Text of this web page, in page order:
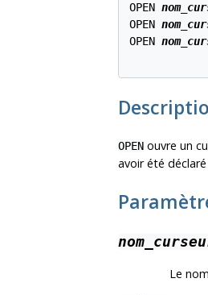
OPEN
OPEN
OPEN
OPEN ouvre un
avoir été
Le